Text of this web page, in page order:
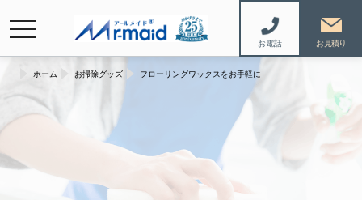
お電話
navigation
ホーム お掃除グッズ フローリングワックスをお手軽に